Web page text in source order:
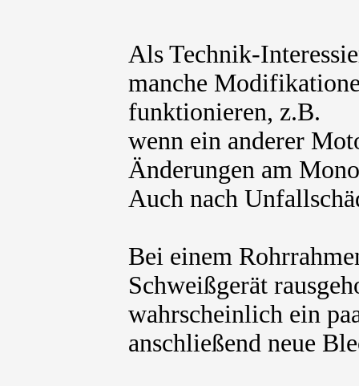
Als Technik-
manche
funktionieren, z.B.
wenn ein anderer
Änderungen am
Auch nach
Bei einem
Schweißgerät
wahrscheinlich ein
anschließend neue